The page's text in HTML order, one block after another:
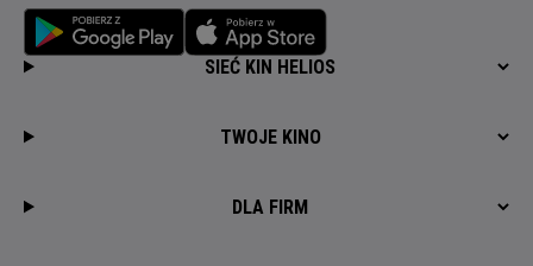
SIEĆ KIN HELIOS
TWOJE KINO
DLA FIRM